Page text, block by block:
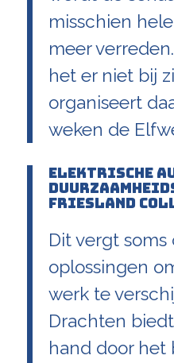
misschien
meer
het er niet bij
organiseert
weken de
Elektrische
Friesland
Dit vergt soms
oplossingen
werk te
Drachten
hand door het